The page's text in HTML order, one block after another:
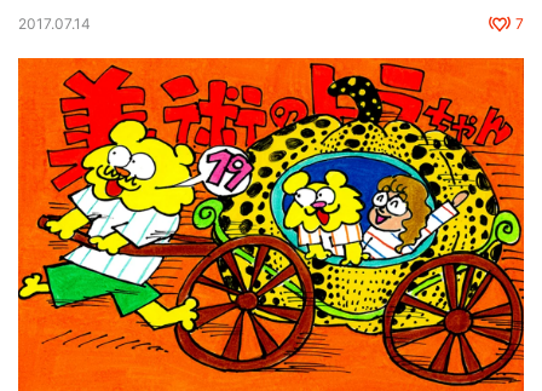
2017.07.14
7